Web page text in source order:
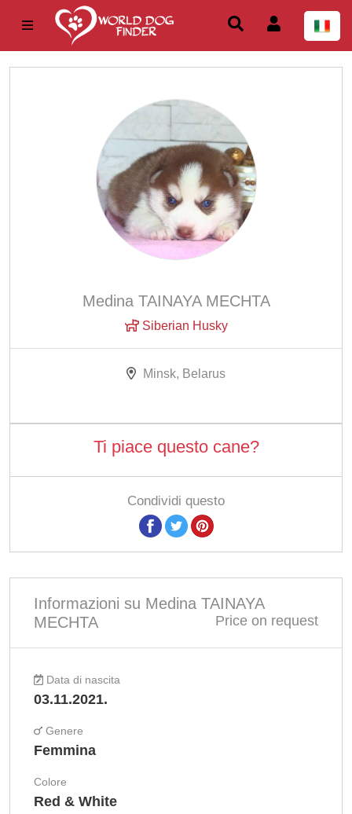
Medina TAINAYA MECHTA
Siberian Husky
Minsk, Belarus
Ti piace questo cane?
Condividi questo
Informazioni su Medina TAINAYA
MECHTA
Price on request
Data di nascita
03.11.2021.
Genere
Femmina
Colore
Red & White